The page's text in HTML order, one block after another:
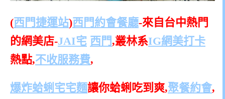
(西門捷運站)西門約會餐廳-來自台中熱門
的網美店-JAI宅 西門,叢林系IG網美打卡
熱點,不收服務費,
爆炸蛤蜊宅宅麵讓你蛤蜊吃到爽,聚餐約會,